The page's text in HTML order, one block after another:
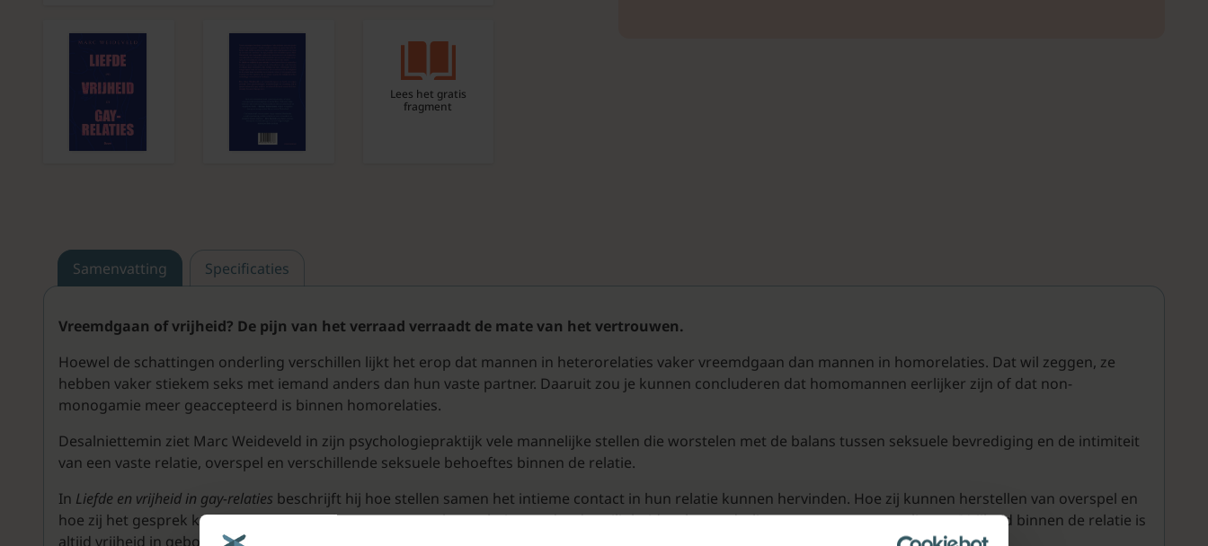
Lees het gratis
fragment
Samenvatting Specificaties
Vreemdgaan of vrijheid? De pijn van het verraad verraadt de mate van het vertrouwen.
Hoewel de schattingen onderling verschillen lijkt het erop dat mannen in heterorelaties vaker vreemdgaan dan mannen in homorelaties. Dat wil zeggen, ze
hebben vaker stiekem seks met iemand anders dan hun vaste partner. Daaruit zou je kunnen concluderen dat homomannen eerlijker zijn of dat non-
monogamie meer geaccepteerd is binnen homorelaties.
Desalniettemin ziet Marc Weideveld in zijn psychologiepraktijk vele mannelijke stellen die worstelen met de balans tussen seksuele bevrediging en de intimiteit
van een vaste relatie, overspel en verschillende seksuele behoeftes binnen de relatie.
In Liefde en vrijheid in gay-relaties beschrijft hij hoe stellen samen het intieme contact in hun relatie kunnen hervinden. Hoe zij kunnen herstellen van overspel en
hoe zij het gesprek kunnen voeren over het openen van hun relatie, zonder de veiligheid en het onderlinge vertrouwen te verliezen. ‘Vrijheid binnen de relatie is
altijd vrijheid in gebondenheid. Welke balans passend is, is voor elk stel – homo of hetero – anders.’